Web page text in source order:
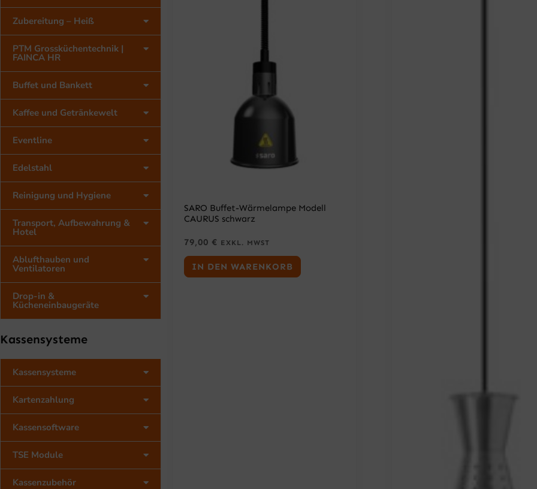
Zubereitung – Heiß
PTM Grossküchentechnik |
FAINCA HR
Buffet und Bankett
Kaffee und Getränkewelt
Eventline
Edelstahl
Reinigung und Hygiene
Transport, Aufbewahrung &
Hotel
Ablufthauben und
Ventilatoren
Drop-in &
Kücheneinbaugeräte
Kassensysteme
Kassensysteme
Kartenzahlung
Kassensoftware
TSE Module
Kassenzubehör
SARO Buffet-Wärmelampe Modell
CAURUS schwarz
79,00 € EXKL. MWST
IN DEN WARENKORB